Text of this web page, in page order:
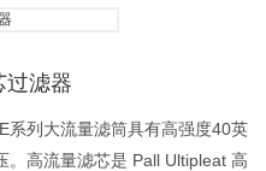
过滤器
系列大流量滤筒具有高强度40英
。高流量滤芯是 Pall Ultipleat 高